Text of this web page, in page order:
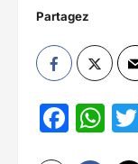
Partagez